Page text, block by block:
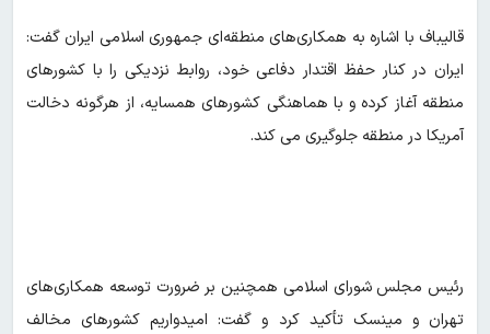
قالیباف با اشاره به همکاری‌های منطقه‌ای جمهوری اسلامی ایران گفت:
ایران در کنار حفظ اقتدار دفاعی خود، روابط نزدیکی را با کشورهای
منطقه آغاز کرده و با هماهنگی کشورهای همسایه، از هرگونه دخالت
آمریکا در منطقه جلوگیری می کند.
رئیس مجلس شورای اسلامی همچنین بر ضرورت توسعه همکاری‌های
تهران و مینسک تأکید کرد و گفت: امیدواریم کشورهای مخالف